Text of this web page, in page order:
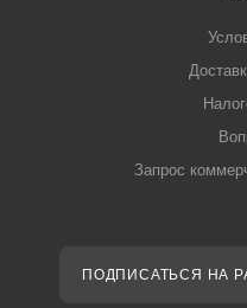
Запрос
ПОДПИСАТЬСЯ НА